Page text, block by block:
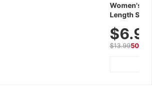
Women's
Length
Summer
$13.9950%